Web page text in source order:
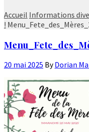
Accueil Informations
!
20 mai 2025 ByDorian